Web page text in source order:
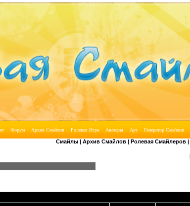
Смайлы | Архив Смайлов | Ролевая Смайлеров |